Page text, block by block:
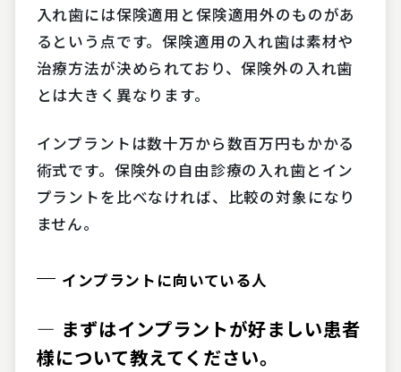
入れ歯には保険適用と保険適用外のものがあ
るという点です。保険適用の入れ歯は素材や
治療方法が決められており、保険外の入れ歯
とは大きく異なります。
インプラントは数十万から数百万円もかかる
術式です。保険外の自由診療の入れ歯とイン
プラントを比べなければ、比較の対象になり
ません。
インプラントに向いている人
― まずはインプラントが好ましい患者
様について教えてください。